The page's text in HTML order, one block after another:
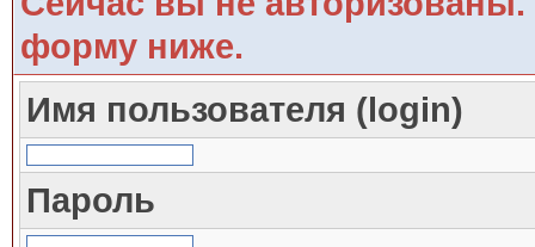
форму ниже.
Имя пользователя (login)
Пароль